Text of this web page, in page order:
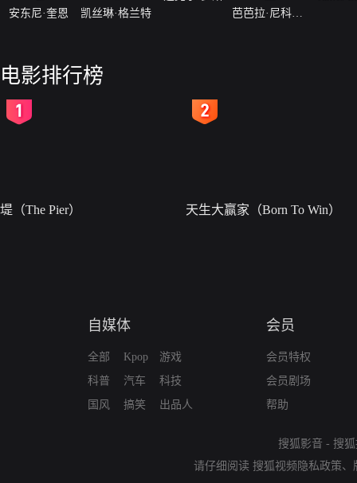
安东尼·奎恩 凯丝琳·格兰特
电影排行榜
堤（The Pier） 天生大赢家（Born To Win）
自媒体
全部
科普
国风
Kpop
汽车
搞笑
游戏
科技
出品人
会员
会员特权
会员剧场
帮助
搜狐影音 - 搜
请仔细阅读 搜狐视频隐私政策、